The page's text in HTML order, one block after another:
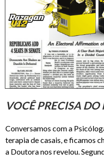
VOCÊ PRECISA
Conversamos com a
terapia de casais, e ficamos
a Doutora nos revelou.